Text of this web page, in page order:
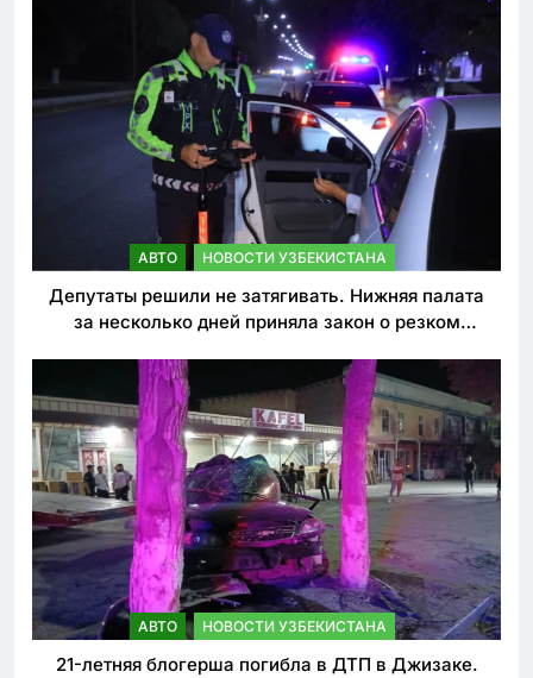
АВТО НОВОСТИ УЗБЕКИСТАНА
Депутаты решили не затягивать. Нижняя палата
за несколько дней приняла закон о резком
АВТО НОВОСТИ УЗБЕКИСТАНА
21-летняя блогерша погибла в ДТП в Джизаке.